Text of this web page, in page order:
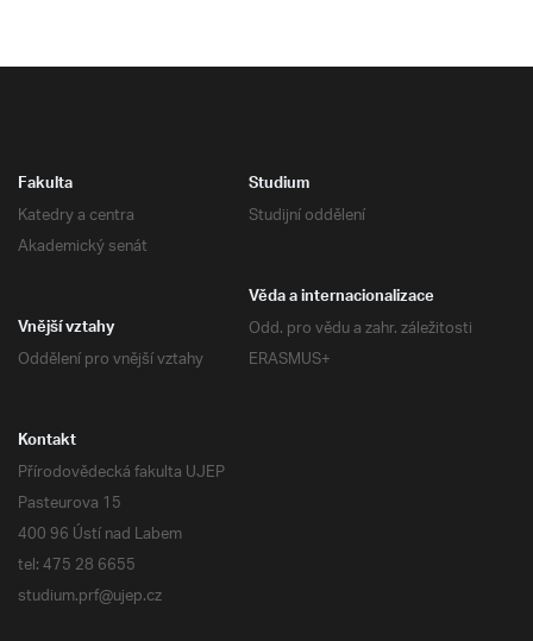
Fakulta
Katedry a centra
Akademický senát
Studium
Studijní oddělení
Věda a internacionalizace
Odd. pro vědu a zahr. záležitosti
ERASMUS+
Vnější vztahy
Oddělení pro vnější vztahy
Kontakt
Přírodovědecká fakulta UJEP
Pasteurova 15
400 96 Ústí nad Labem
tel: 475 28 6655
studium.prf@ujep.cz